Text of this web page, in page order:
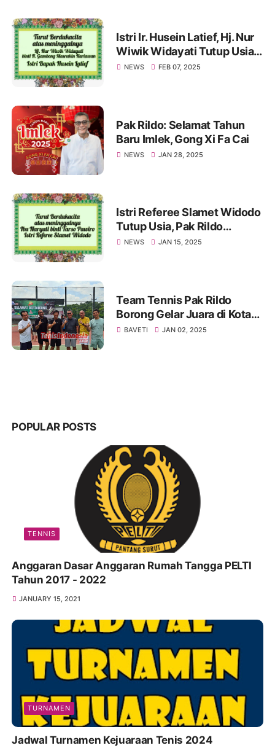
Istri Ir. Husein Latief, Hj. Nur
Wiwik Widayati Tutup Usia.
Pak Rildo Sampaikan
NEWS FEB 07, 2025
Pak Rildo: Selamat Tahun
Baru Imlek, Gong Xi Fa Cai
NEWS JAN 28, 2025
Istri Referee Slamet Widodo
Tutup Usia, Pak Rildo
Sampaikan Ucapan
NEWS JAN 15, 2025
Team Tennis Pak Rildo
Borong Gelar Juara di Kota
Atlas
BAVETI JAN 02, 2025
POPULAR POSTS
TENNIS
Anggaran Dasar Anggaran Rumah Tangga PELTI
Tahun 2017 - 2022
JANUARY 15, 2021
TURNAMEN
Jadwal Turnamen Kejuaraan Tenis 2024